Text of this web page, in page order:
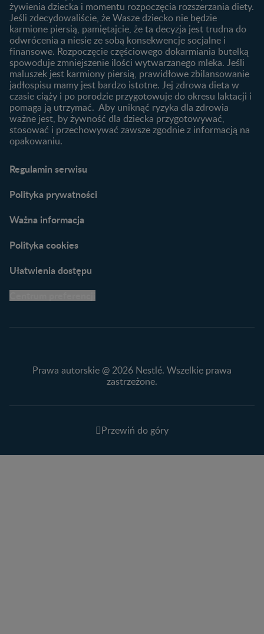
Ząbkowanie u niemowląt wybrać dla dziecka?
Jak rozszerzać dietę
niemowlaka?
Przydatne materiały dla
rodziców
Poradniki dla rodziców
Karty do zdjęć dla
Maluszka
Materiały do pobrania
Narzędzia dla rodziców
praktyczne wskazówki
żywienia dziecka i momentu rozpoczęcia rozszerzania diety.
Jeśli zdecydowaliście, że Wasze dziecko nie będzie
karmione piersią, pamiętajcie, że ta decyzja jest trudna do
odwrócenia a niesie ze sobą konsekwencje socjalne i
finansowe. Rozpoczęcie częściowego dokarmiania butelką
spowoduje zmniejszenie ilości wytwarzanego mleka. Jeśli
maluszek jest karmiony piersią, prawidłowe zbilansowanie
jadłospisu mamy jest bardzo istotne. Jej zdrowa dieta w
czasie ciąży i po porodzie przygotowuje do okresu laktacji i
pomaga ją utrzymać. Aby uniknąć ryzyka dla zdrowia
ważne jest, by żywność dla dziecka przygotowywać,
stosować i przechowywać zawsze zgodnie z informacją na
opakowaniu.
Regulamin serwisu
Polityka prywatności
Ważna informacja
Polityka cookies
Ułatwienia dostępu
Prawa autorskie @ 2026 Nestlé. Wszelkie prawa
zastrzeżone.
Przewiń do góry